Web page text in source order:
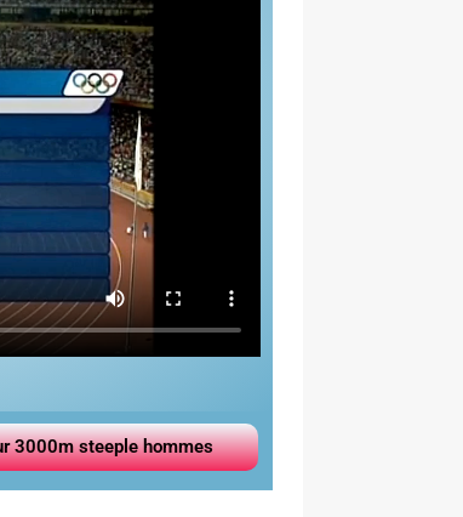
3000m steeple hommes